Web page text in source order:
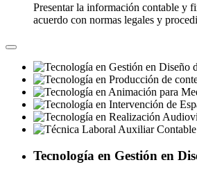
Presentar la información contable y
acuerdo con normas legales y
Tecnología en Gestión en